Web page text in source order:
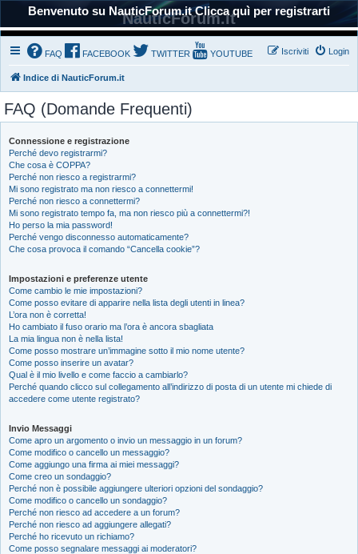
Benvenuto su NauticForum.it Clicca quì per registrarti
NauticForum.it
FAQ FACEBOOK TWITTER YOUTUBE Login
Iscriviti
Indice di NauticForum.it
FAQ (Domande Frequenti)
Connessione e registrazione
Perché devo registrarmi?
Che cosa è COPPA?
Perché non riesco a registrarmi?
Mi sono registrato ma non riesco a connettermi!
Perché non riesco a connettermi?
Mi sono registrato tempo fa, ma non riesco più a connettermi?!
Ho perso la mia password!
Perché vengo disconnesso automaticamente?
Che cosa provoca il comando “Cancella cookie”?
Impostazioni e preferenze utente
Come cambio le mie impostazioni?
Come posso evitare di apparire nella lista degli utenti in linea?
L’ora non è corretta!
Ho cambiato il fuso orario ma l’ora è ancora sbagliata
La mia lingua non è nella lista!
Come posso mostrare un’immagine sotto il mio nome utente?
Come posso inserire un avatar?
Qual è il mio livello e come faccio a cambiarlo?
Perché quando clicco sul collegamento all’indirizzo di posta di un utente mi chiede di
accedere come utente registrato?
Invio Messaggi
Come apro un argomento o invio un messaggio in un forum?
Come modifico o cancello un messaggio?
Come aggiungo una firma ai miei messaggi?
Come creo un sondaggio?
Perché non è possibile aggiungere ulteriori opzioni del sondaggio?
Come modifico o cancello un sondaggio?
Perché non riesco ad accedere a un forum?
Perché non riesco ad aggiungere allegati?
Perché ho ricevuto un richiamo?
Come posso segnalare messaggi ai moderatori?